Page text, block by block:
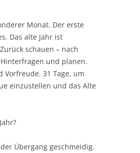
ST.
LOIKUM
BEERDIGUNG
Monat. Der erste
Das alte Jahr ist
schauen – nach
und planen.
Vorfreude. 31 Tage, um
einzustellen und das Alte
Übergang geschmeidig.